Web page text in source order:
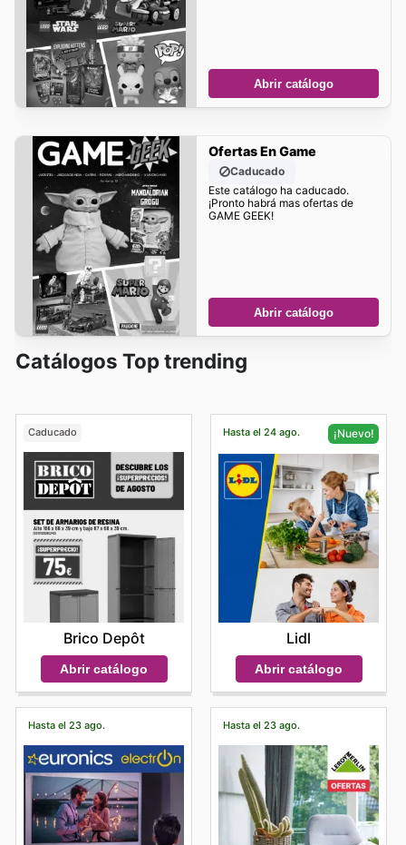
Abrir catálogo
Ofertas En Game
Caducado
Este catálogo ha caducado.
¡Pronto habrá mas ofertas de
GAME GEEK!
Abrir catálogo
Catálogos Top trending
Caducado
Brico Depôt
Abrir catálogo
Hasta el 24 ago. ¡Nuevo!
Lidl
Abrir catálogo
Hasta el 23 ago. Hasta el 23 ago.